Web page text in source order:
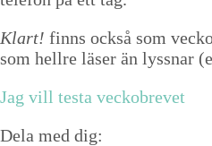
Klart! finns också som
som hellre läser än lyssnar
Jag vill testa veckobrevet
Dela med dig: